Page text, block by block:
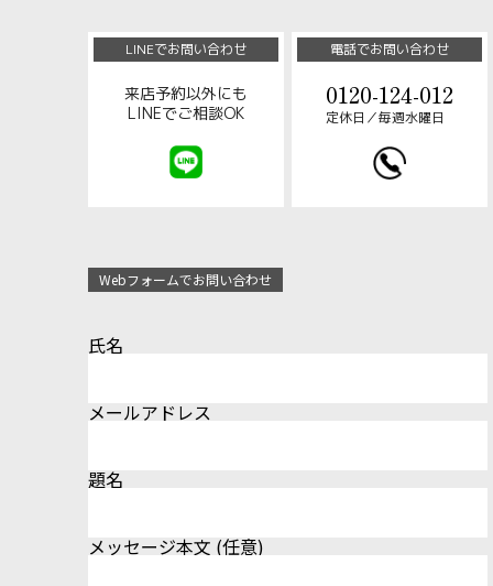
LINEでお問い合わせ
来店予約以外にも
LINEでご相談OK
電話でお問い合わせ
0120-124-012
定休日／毎週水曜日
Webフォームでお問い合わせ
氏名
メールアドレス
題名
メッセージ本文 (任意)